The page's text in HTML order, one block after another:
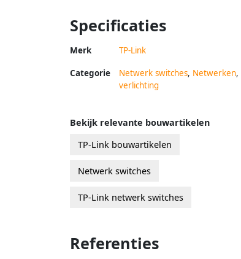
Specificaties
Merk TP-Link
Categorie Netwerk switches, Netwerken,
verlichting
Bekijk relevante bouwartikelen
TP-Link bouwartikelen
Netwerk switches
TP-Link netwerk switches
Referenties